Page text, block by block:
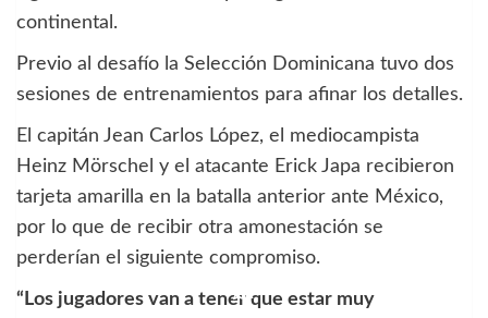
continental.
Previo al desafío la Selección Dominicana tuvo dos
sesiones de entrenamientos para afinar los detalles.
El capitán Jean Carlos López, el mediocampista
Heinz Mörschel y el atacante Erick Japa recibieron
tarjeta amarilla en la batalla anterior ante México,
por lo que de recibir otra amonestación se
perderían el siguiente compromiso.
“Los jugadores van a tener que estar muy